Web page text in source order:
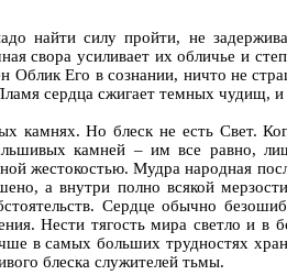
найти силу пройти, не
свора усиливает их обличье и
Облик Его в сознании, ничто не
сердца сжигает темных чудищ,
Но блеск не есть Свет.
камней – им все равно,
жестокостью. Мудра народная
а внутри полно всякой
Сердце обычно
Нести тягость мира светло и
в самых больших трудностях
блеска служителей тьмы.